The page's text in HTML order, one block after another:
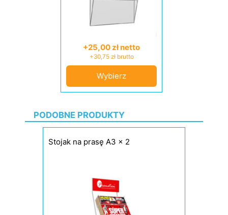
+25,00 zł netto
+30,75 zł brutto
Wybierz
PODOBNE PRODUKTY
Stojak na prasę A3 x 2